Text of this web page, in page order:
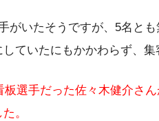
がいたそうですが、5名と
ていたにもかかわらず、集
板選手だった佐々木健介さ
。